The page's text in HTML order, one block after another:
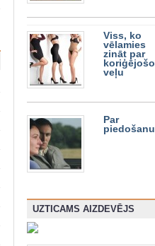
Viss, ko
vēlamies
zināt par
koriģējošo
veļu
Par
piedošanu
UZTICAMS AIZDEVĒJS